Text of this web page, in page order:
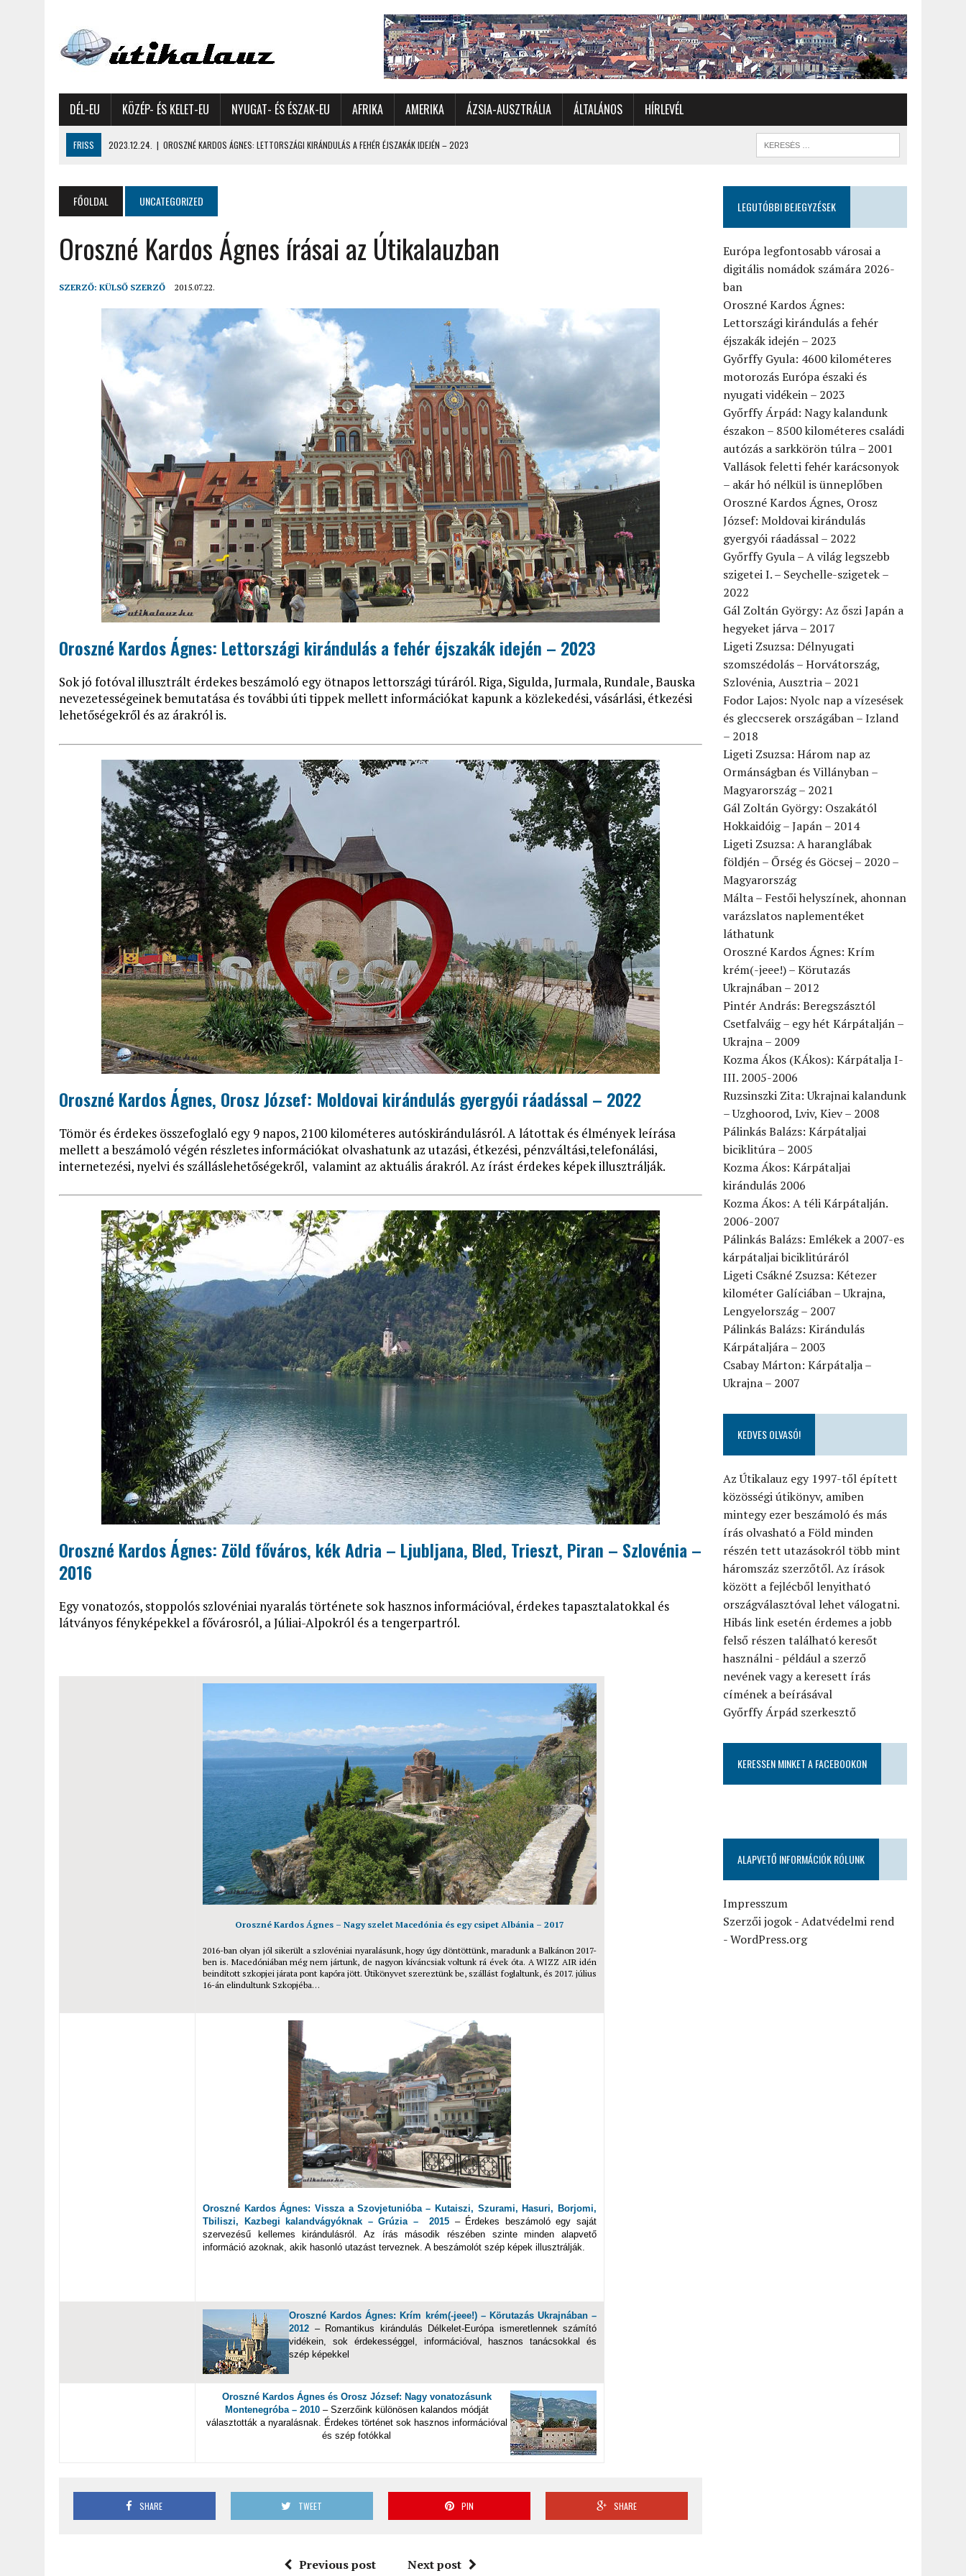
DÉL-EU KÖZÉP- ÉS KELET-EU NYUGAT- ÉS ÉSZAK-EU AFRIKA AMERIKA ÁZSIA-AUSZTRÁLIA ÁLTALÁNOS HÍRLEVÉL
FRISS 2023.12.24. | OROSZNÉ KARDOS ÁGNES: LETTORSZÁGI KIRÁNDULÁS A FEHÉR ÉJSZAKÁK IDEJÉN – 2023
2023.11.17.
2022.12.21. | VALLÁSOK FELETTI FEHÉR KARÁCSONYOK – AKÁR HÓ NÉLKÜL IS ÜNNEPLŐBEN
OROSZNÉ KARDOS ÁGNES, OROSZ JÓZSEF: MOLDOVAI KIRÁNDULÁS GYERGYÓI RÁADÁSSAL – 2022
2022.03.08. | GYŐRFFY GYULA – A VILÁG LEGSZEBB SZIGETEI I. – SEYCHELLE-SZIGETEK – 2022
2022.02.26. | GÁL ZOLTÁN GYÖRGY: AZ ŐSZI JAPÁN A HEGYEKET JÁRVA – 2017
2022.02.24. | LIGETI ZSUZSA: DÉLNYUGATI SZOMSZÉDOLÁS – HORVÁTORSZÁG, SZLOVÉNIA, AUSZTRIA – 2021
FODOR LAJOS: NYOLC NAP A VÍZESÉSEK ÉS GLECCSEREK ORSZÁGÁBAN – IZLAND – 2018
| EURÓPA LEGFONTOSABB VÁROSAI A DIGITÁLIS NOMÁDOK SZÁMÁRA 2026-BAN
FŐOLDAL UNCATEGORIZED
Oroszné Kardos Ágnes írásai az Útikalauzban
SZERZŐ: KÜLSŐ SZERZŐ 2015.07.22.
Oroszné Kardos Ágnes: Lettországi kirándulás a fehér éjszakák idején – 2023
Sok jó fotóval illusztrált érdekes beszámoló egy ötnapos lettországi túráról. Riga, Sigulda, Jurmala, Rundale, Bauska
nevezetességeinek bemutatása és további úti tippek mellett információkat kapunk a közlekedési, vásárlási, étkezési
lehetőségekről és az árakról is.
Oroszné Kardos Ágnes, Orosz József: Moldovai kirándulás gyergyói ráadással – 2022
Tömör és érdekes összefoglaló egy 9 napos, 2100 kilométeres autóskirándulásról. A látottak és élmények leírása
mellett a beszámoló végén részletes információkat olvashatunk az utazási, étkezési, pénzváltási,telefonálási,
internetezési, nyelvi és szálláslehetőségekről, valamint az aktuális árakról. Az írást érdekes képek illusztrálják.
Oroszné Kardos Ágnes: Zöld főváros, kék Adria – Ljubljana, Bled, Trieszt, Piran – Szlovénia –
2016
Egy vonatozós, stoppolós szlovéniai nyaralás története sok hasznos információval, érdekes tapasztalatokkal és
látványos fényképekkel a fővárosról, a Júliai-Alpokról és a tengerpartról.
Oroszné Kardos Ágnes – Nagy szelet Macedónia és egy csipet Albánia – 2017
2016-ban olyan jól sikerült a szlovéniai nyaralásunk, hogy úgy döntöttünk, maradunk a Balkánon 2017-
ben is. Macedóniában még nem jártunk, de nagyon kíváncsiak voltunk rá évek óta. A WIZZ AIR idén
beindított szkopjei járata pont kapóra jött. Útikönyvet szereztünk be, szállást foglaltunk, és 2017. július
16-án elindultunk Szkopjéba…
Oroszné Kardos Ágnes: Vissza a Szovjetunióba – Kutaiszi, Szurami, Hasuri, Borjomi,
Tbiliszi, Kazbegi kalandvágyóknak – Grúzia – 2015 – Érdekes beszámoló egy saját
szervezésű kellemes kirándulásról. Az írás második részében szinte minden alapvető
információ azoknak, akik hasonló utazást terveznek. A beszámolót szép képek illusztrálják.
Oroszné Kardos Ágnes: Krím krém(-jeee!) – Körutazás Ukrajnában –
2012 – Romantikus kirándulás Délkelet-Európa ismeretlennek számító
vidékein, sok érdekességgel, információval, hasznos tanácsokkal és
szép képekkel
Oroszné Kardos Ágnes és Orosz József: Nagy vonatozásunk
Montenegróba – 2010– Szerzőink különösen kalandos módját
választották a nyaralásnak. Érdekes történet sok hasznos információval
és szép fotókkal
SHARE TWEET PIN SHARE
Previous post Next post
LEGUTÓBBI BEJEGYZÉSEK
Európa legfontosabb városai a
digitális nomádok számára 2026-
ban
Oroszné Kardos Ágnes:
Lettországi kirándulás a fehér
éjszakák idején – 2023
Győrffy Gyula: 4600 kilométeres
motorozás Európa északi és
nyugati vidékein – 2023
Győrffy Árpád: Nagy kalandunk
északon – 8500 kilométeres családi
autózás a sarkkörön túlra – 2001
Vallások feletti fehér karácsonyok
– akár hó nélkül is ünneplőben
Oroszné Kardos Ágnes, Orosz
József: Moldovai kirándulás
gyergyói ráadással – 2022
Győrffy Gyula – A világ legszebb
szigetei I. – Seychelle-szigetek –
2022
Gál Zoltán György: Az őszi Japán a
hegyeket járva – 2017
Ligeti Zsuzsa: Délnyugati
szomszédolás – Horvátország,
Szlovénia, Ausztria – 2021
Fodor Lajos: Nyolc nap a vízesések
és gleccserek országában – Izland
– 2018
Ligeti Zsuzsa: Három nap az
Ormánságban és Villányban –
Magyarország – 2021
Gál Zoltán György: Oszakától
Hokkaidóig – Japán – 2014
Ligeti Zsuzsa: A haranglábak
földjén – Őrség és Göcsej – 2020 –
Magyarország
Málta – Festői helyszínek, ahonnan
varázslatos naplementéket
láthatunk
Oroszné Kardos Ágnes: Krím
krém(-jeee!) – Körutazás
Ukrajnában – 2012
Pintér András: Beregszásztól
Csetfalváig – egy hét Kárpátalján –
Ukrajna – 2009
Kozma Ákos (KÁkos): Kárpátalja I-
III. 2005-2006
Ruzsinszki Zita: Ukrajnai kalandunk
– Uzghoorod, Lviv, Kiev – 2008
Pálinkás Balázs: Kárpátaljai
biciklitúra – 2005
Kozma Ákos: Kárpátaljai
kirándulás 2006
Kozma Ákos: A téli Kárpátalján.
2006-2007
Pálinkás Balázs: Emlékek a 2007-es
kárpátaljai biciklitúráról
Ligeti Csákné Zsuzsa: Kétezer
kilométer Galíciában – Ukrajna,
Lengyelország – 2007
Pálinkás Balázs: Kirándulás
Kárpátaljára – 2003
Csabay Márton: Kárpátalja –
Ukrajna – 2007
KEDVES OLVASÓ!
Az Útikalauz egy 1997-től épített
közösségi útikönyv, amiben
mintegy ezer beszámoló és más
írás olvasható a Föld minden
részén tett utazásokról több mint
háromszáz szerzőtől. Az írások
között a fejlécből lenyitható
országválasztóval lehet válogatni.
Hibás link esetén érdemes a jobb
felső részen található keresőt
használni - például a szerző
nevének vagy a keresett írás
címének a beírásával
Győrffy Árpád szerkesztő
KERESSEN MINKET A FACEBOOKON
ALAPVETŐ INFORMÁCIÓK RÓLUNK
Impresszum
Szerzői jogok-Adatvédelmi rend
-WordPress.org